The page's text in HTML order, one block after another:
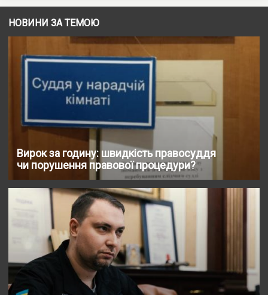
НОВИНИ ЗА ТЕМОЮ
Вирок за годину: швидкість правосуддя
чи порушення правової процедури?